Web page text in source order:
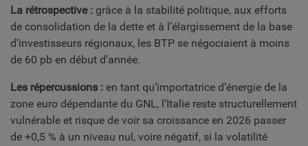
La rétrospective : grâce à la stabilité politique, aux efforts
de consolidation de la dette et à l’élargissement de la base
d’investisseurs régionaux, les BTP se négociaient à moins
de 60 pb en début d’année.
Les répercussions : en tant qu’importatrice d’énergie de la
zone euro dépendante du GNL, l’Italie reste structurellement
vulnérable et risque de voir sa croissance en 2026 passer
de +0,5 % à un niveau nul, voire négatif, si la volatilité